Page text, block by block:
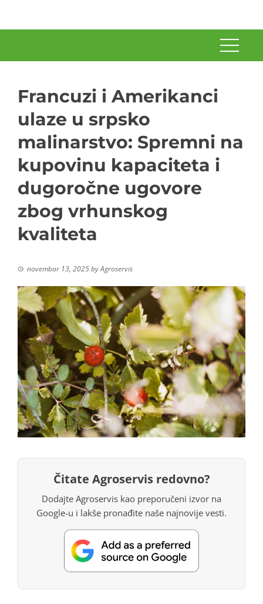
Francuzi i Amerikanci
ulaze u srpsko
malinarstvo: Spremni na
kupovinu kapaciteta i
dugoročne ugovore
zbog vrhunskog
kvaliteta
novembar 13, 2025byAgroservis
Čitate Agroservis redovno?
Dodajte Agroservis kao preporučeni izvor na
Google-u i lakše pronađite naše najnovije vesti.